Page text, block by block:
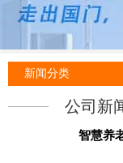
新闻分类
公司新
智慧养